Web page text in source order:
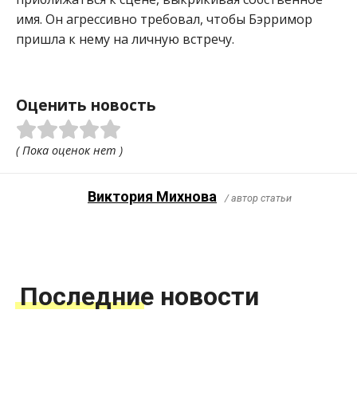
имя. Он агрессивно требовал, чтобы Бэрримор
пришла к нему на личную встречу.
Оценить новость
( Пока оценок нет )
Виктория Михнова / автор статьи
Последние новости